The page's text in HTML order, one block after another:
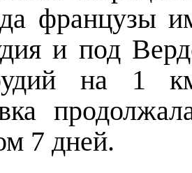
французы
и под
на 1 км
7 дней.